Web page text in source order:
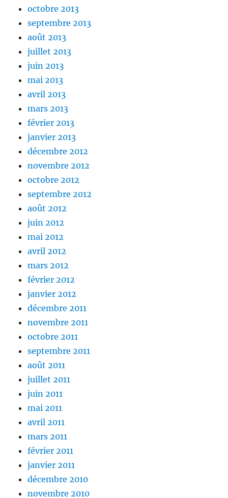
octobre 2013
septembre 2013
août 2013
juillet 2013
juin 2013
mai 2013
avril 2013
mars 2013
février 2013
janvier 2013
décembre 2012
novembre 2012
octobre 2012
septembre 2012
août 2012
juin 2012
mai 2012
avril 2012
mars 2012
février 2012
janvier 2012
décembre 2011
novembre 2011
octobre 2011
septembre 2011
août 2011
juillet 2011
juin 2011
mai 2011
avril 2011
mars 2011
février 2011
janvier 2011
décembre 2010
novembre 2010